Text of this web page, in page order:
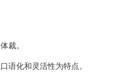
裁。
语化和灵活性为特点。